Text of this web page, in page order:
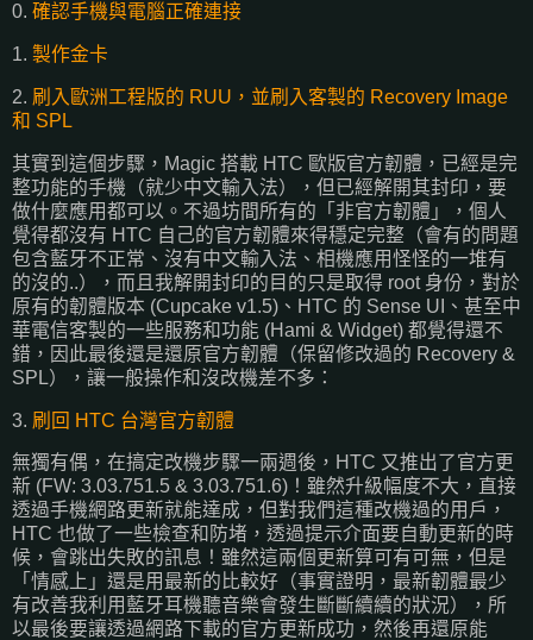
0. 確認手機與電腦正確連接
1. 製作金卡
2. 刷入歐洲工程版的 RUU，並刷入客製的 Recovery Image
和 SPL
其實到這個步驟，Magic 搭載 HTC 歐版官方韌體，已經是完
整功能的手機（就少中文輸入法），但已經解開其封印，要
做什麼應用都可以。不過坊間所有的「非官方韌體」，個人
覺得都沒有 HTC 自己的官方韌體來得穩定完整（會有的問題
包含藍牙不正常、沒有中文輸入法、相機應用怪怪的一堆有
的沒的..），而且我解開封印的目的只是取得 root 身份，對於
原有的韌體版本 (Cupcake v1.5)、HTC 的 Sense UI、甚至中
華電信客製的一些服務和功能 (Hami & Widget) 都覺得還不
錯，因此最後還是還原官方韌體（保留修改過的 Recovery &
SPL），讓一般操作和沒改機差不多：
3. 刷回 HTC 台灣官方韌體
無獨有偶，在搞定改機步驟一兩週後，HTC 又推出了官方更
新 (FW: 3.03.751.5 & 3.03.751.6)！雖然升級幅度不大，直接
透過手機網路更新就能達成，但對我們這種改機過的用戶，
HTC 也做了一些檢查和防堵，透過提示介面要自動更新的時
候，會跳出失敗的訊息！雖然這兩個更新算可有可無，但是
「情感上」還是用最新的比較好（事實證明，最新韌體最少
有改善我利用藍牙耳機聽音樂會發生斷斷續續的狀況），所
以最後要讓透過網路下載的官方更新成功，然後再還原能